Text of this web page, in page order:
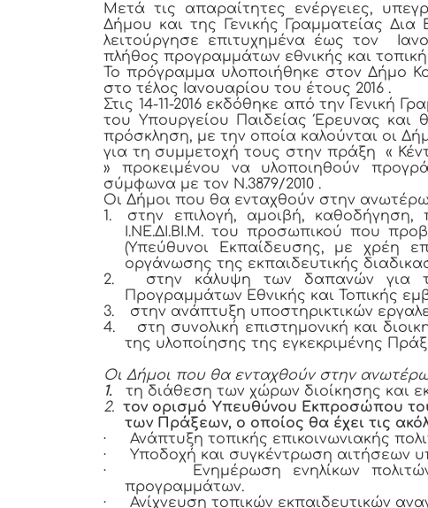
Μετά τις απαραίτητες ενέργειες,
Δήμου και της Γενικής Γραμματείας
λειτούργησε επιτυχημένα έως τον
πλήθος προγραμμάτων εθνικής και
Το πρόγραμμα υλοποιήθηκε στον Δήμο
στο τέλος Ιανουαρίου του έτους 2016 .
Στις 14-11-2016 εκδόθηκε από την Γενική
του Υπουργείου Παιδείας Έρευνας και
πρόσκληση, με την οποία καλούνται οι
για τη συμμετοχή τους στην πράξη «
» προκειμένου να υλοποιηθούν
σύμφωνα με τον Ν.3879/2010 .
Οι Δήμοι που θα ενταχθούν στην
1.
στην επιλογή, αμοιβή,
Ι.ΝΕ.ΔΙ.ΒΙ.Μ. του προσωπικού που
(Υπεύθυνοι Εκπαίδευσης, με χρέη
οργάνωσης της εκπαιδευτικής
2.
στην κάλυψη των δαπανών για
Προγραμμάτων Εθνικής και Τοπικής
3.
στην ανάπτυξη υποστηρικτικών
4.
στη συνολική επιστημονική και
της υλοποίησης της εγκεκριμένης
Οι Δήμοι που θα ενταχθούν στην
1.
τη διάθεση των χώρων διοίκησης και
2. τον ορισμό Υπευθύνου Εκπροσώπου
των Πράξεων, ο οποίος θα έχει τις
·
Ανάπτυξη τοπικής επικοινωνιακής
·
Υποδοχή και συγκέντρωση αιτήσεων
·
Ενημέρωση ενηλίκων
προγραμμάτων.
·
Ανίχνευση τοπικών εκπαιδευτικών